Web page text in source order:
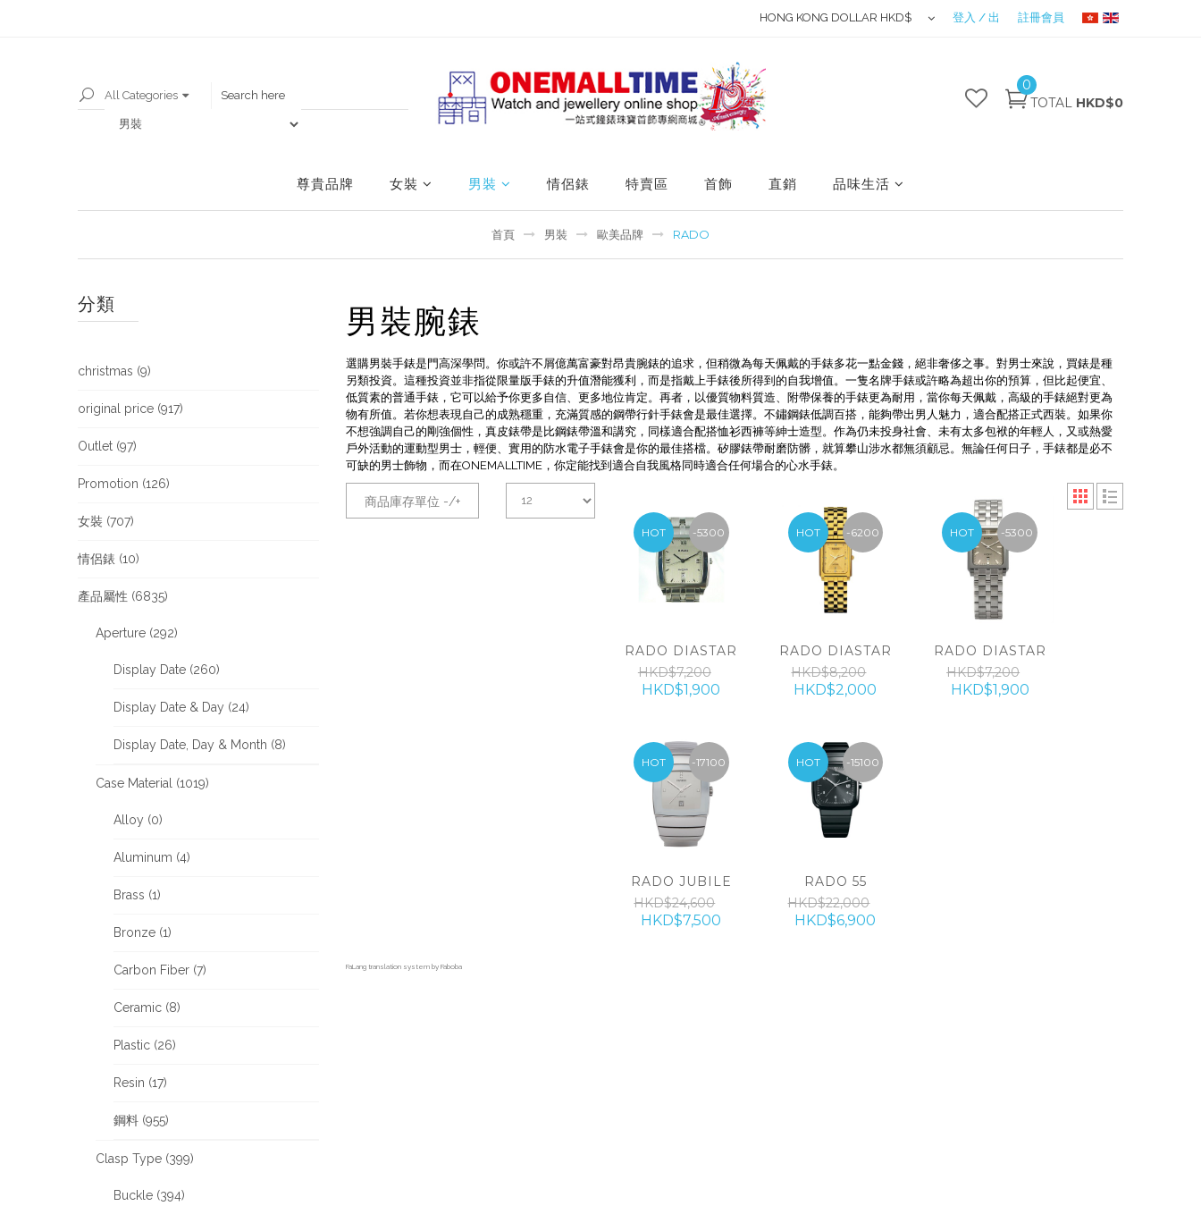
HONG KONG DOLLAR HKD$ 登入 / 出 註冊會員
All Categories
0
TOTAL HKD$0
尊貴品牌 女裝 男裝 情侶錶 特賣區 首飾 直銷 品味生活
首頁 男裝 歐美品牌 RADO
分類
christmas (9)
original price (917)
Outlet (97)
Promotion (126)
女裝 (707)
情侶錶 (10)
產品屬性 (6835)
Aperture (292)
Display Date (260)
Display Date & Day (24)
Display Date, Day & Month (8)
Case Material (1019)
Alloy (0)
Aluminum (4)
Brass (1)
Bronze (1)
Carbon Fiber (7)
Ceramic (8)
Plastic (26)
Resin (17)
鋼料 (955)
Clasp Type (399)
Buckle (394)
男裝腕錶
選購男裝手錶是門高深學問。你或許不屑億萬富豪對昂貴腕錶的追求，但稍微為每天佩戴的手錶多花一點金錢，絕非奢侈之事。對男士來說，買錶是種
另類投資。這種投資並非指從限量版手錶的升值潛能獲利，而是指戴上手錶後所得到的自我增值。一隻名牌手錶或許略為超出你的預算，但比起便宜、
低質素的普通手錶，它可以給予你更多自信、更多地位肯定。再者，以優質物料質造、附帶保養的手錶更為耐用，當你每天佩戴，高級的手錶絕對更為
物有所值。若你想表現自己的成熟穩重，充滿質感的鋼帶行針手錶會是最佳選擇。不鏽鋼錶低調百搭，能夠帶出男人魅力，適合配搭正式西裝。如果你
不想強調自己的剛強個性，真皮錶帶是比鋼錶帶溫和講究，同樣適合配搭恤衫西褲等紳士造型。作為仍未投身社會、未有太多包袱的年輕人，又或熱愛
戶外活動的運動型男士，輕便、實用的防水電子手錶會是你的最佳搭檔。矽膠錶帶耐磨防髒，就算攀山涉水都無須顧忌。無論任何日子，手錶都是必不
可缺的男士飾物，而在ONEMALLTIME，你定能找到適合自我風格同時適合任何場合的心水手錶。
商品庫存單位 -/+
HOT -5300
RADO DIASTAR
HKD$7,200
HKD$1,900
HOT -6200
RADO DIASTAR
HKD$8,200
HKD$2,000
HOT -5300
RADO DIASTAR
HKD$7,200
HKD$1,900
HOT -17100
RADO JUBILE
HKD$24,600
HKD$7,500
HOT -15100
RADO 55
HKD$22,000
HKD$6,900
FaLang translation system by Faboba